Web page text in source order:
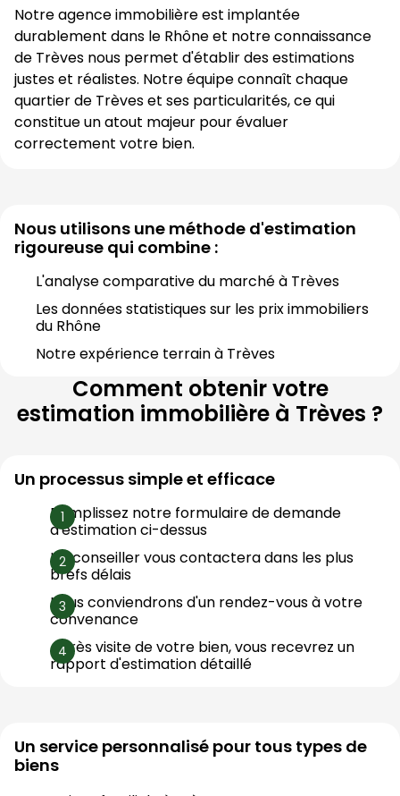
Notre agence immobilière est implantée
durablement dans le Rhône et notre connaissance
de Trèves nous permet d'établir des estimations
justes et réalistes. Notre équipe connaît chaque
quartier de Trèves et ses particularités, ce qui
constitue un atout majeur pour évaluer
correctement votre bien.
Nous utilisons une méthode d'estimation
rigoureuse qui combine :
L'analyse comparative du marché à Trèves
Les données statistiques sur les prix immobiliers
du Rhône
Notre expérience terrain à Trèves
Comment obtenir votre
estimation immobilière à Trèves ?
Un processus simple et efficace
Remplissez notre formulaire de demande
d'estimation ci-dessus
Un conseiller vous contactera dans les plus
brefs délais
Nous conviendrons d'un rendez-vous à votre
convenance
Après visite de votre bien, vous recevrez un
rapport d'estimation détaillé
Un service personnalisé pour tous types de
biens